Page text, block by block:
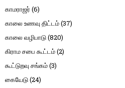
காமராஜர் (6)
காலை உணவு திட்டம்(37)
காலை வழிபாடு(820)
கிராம சபை கூட்டம்(2)
கூட்டுறவு சங்கம்(3)
கையேடு(24)